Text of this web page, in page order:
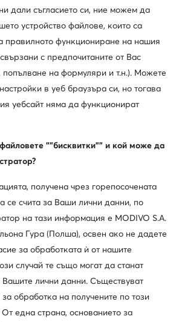
още 15% Код: SUMMER
Промоция
дали съгласието си, ние можем да
устройство файлове, които са
правилното функциониране на нашия
с предпочитаните от Вас
попълване на формуляри и т.н.). Можете
в уеб браузъра си, но тогава
уебсайт няма да функционират
""бисквитки"" и кой може да
получена чрез горепосочената
се счита за Ваши лични данни, по
на тази информация е MODIVO S.A.
Гура (Полша), освен ако не дадете
за обработката ѝ от нашите
случай те също могат да станат
лични данни. Съществуват
обработка на получените по този
една страна, основанието за